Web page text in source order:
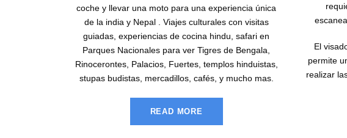
coche y llevar una moto para una experiencia única
de la india y Nepal . Viajes culturales con visitas
guiadas, experiencias de cocina hindu, safari en
Parques Nacionales para ver Tigres de Bengala,
Rinocerontes, Palacios, Fuertes, templos hinduistas,
stupas budistas, mercadillos, cafés, y mucho mas.
READ MORE
El
permite
realizar